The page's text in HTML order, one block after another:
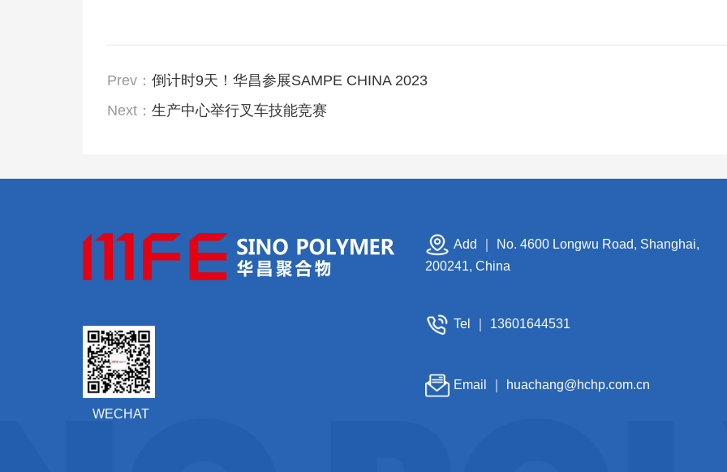
Prev： 倒计时9天！华昌参展SAMPE CHINA 2023
Next： 生产中心举行叉车技能竞赛
WECHAT
Add ｜ No. 4600 Longwu Road, Shanghai,
200241, China
Tel ｜ 13601644531
Email ｜ huachang@hchp.com.cn